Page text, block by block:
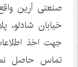
صنعتی آرین
تماس حاصل